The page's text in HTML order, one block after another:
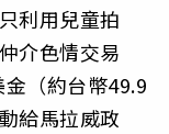
利用兒童拍
介色情交易
（約台幣49.9
給馬拉威政